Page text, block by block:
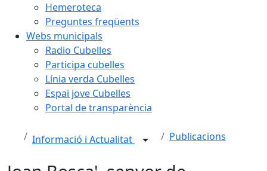
Hemeroteca
Preguntes freqüents
Webs municipals
Radio Cubelles
Participa cubelles
Línia verda Cubelles
Espai jove Cubelles
Portal de transparència
Informació i Actualitat Publicacions